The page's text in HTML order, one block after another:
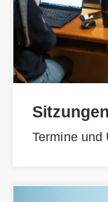
Sitzungen
Termine und